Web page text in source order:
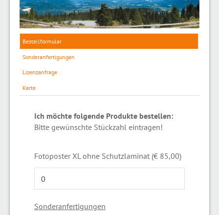
Bestellformular
Sonderanfertigungen
Lizenzanfrage
Karte
Ich möchte folgende Produkte bestellen:
Bitte gewünschte Stückzahl eintragen!
Fotoposter XL ohne Schutzlaminat (€ 85,00)
Sonderanfertigungen